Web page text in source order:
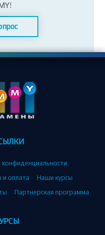
конфиденциальности
и оплата
Наши курсы
Партнерская программа